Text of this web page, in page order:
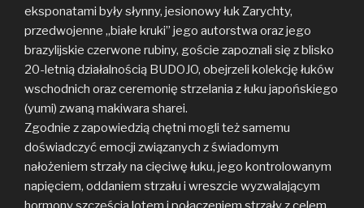
eksponatami były słynny, jesionowy łuk Zarychty,
przedwojenne „białe kruki” jego autorstwa oraz jego
brazylijskie czerwone rubiny, goście zapoznali się z blisko
20-letnią działalnością BUDOJO, obejrzeli kolekcję łuków
wschodnich oraz ceremonię strzelania z łuku japońskiego
(yumi) zwaną makiwara sharei.
Zgodnie z zapowiedzią chętni mogli też samemu
doświadczyć emocji związanych z świadomym
nałożeniem strzały na cięciwę łuku, jego kontrolowanym
napięciem, oddaniem strzału i wreszcie wyzwalającym